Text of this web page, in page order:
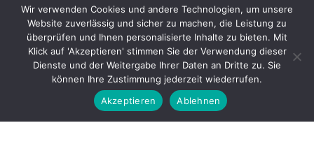
Wir verwenden Cookies und andere Technologien, um unsere
Website zuverlässig und sicher zu machen, die Leistung zu
überprüfen und Ihnen personalisierte Inhalte zu bieten. Mit
Klick auf 'Akzeptieren' stimmen Sie der Verwendung dieser
Dienste und der Weitergabe Ihrer Daten an Dritte zu. Sie
können Ihre Zustimmung jederzeit wiederrufen.
Akzeptieren
Ablehnen